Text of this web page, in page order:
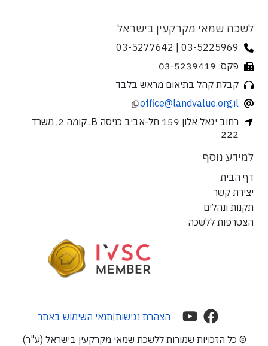
לשכת שמאי מקרקעין בישראל
03-5225969 | 03-5277642
פקס: 03-5239419
קבלת קהל בתיאום מראש בלבד
office@landvalue.org.il
רחוב יגאל אלון 159 תל-אביב כניסה B, קומה 2, משרד
222
למידע נוסף
דף הבית
יצירת קשר
תקנות ונהלים
הצטרפות ללשכה
© כל הזכויות שמורות ללשכת שמאי מקרקעין בישראל (ע"ר)
הצהרת נגישות|תנאי השימוש באתר